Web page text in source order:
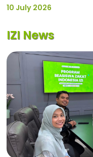
10 July 2026
IZI News